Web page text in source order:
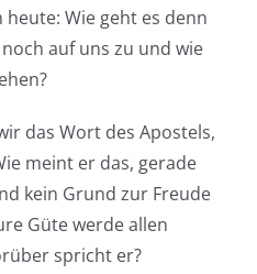
Wie geht es denn
auf uns zu und wie
das Wort des Apostels,
meint er das, gerade
kein Grund zur Freude
Güte werde allen
spricht er?